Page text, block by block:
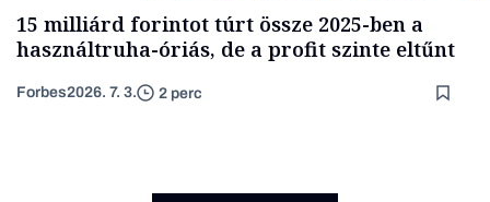
15 milliárd forintot túrt össze 2025-ben a
használtruha-óriás, de a profit szinte eltűnt
Forbes2026. 7. 3. 2 perc